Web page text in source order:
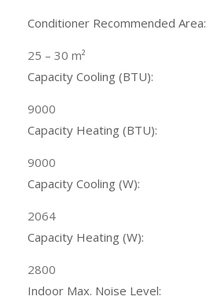
Conditioner Recommended Area:
25 – 30 m²
Capacity Cooling (BTU):
9000
Capacity Heating (BTU):
9000
Capacity Cooling (W):
2064
Capacity Heating (W):
2800
Indoor Max. Noise Level: